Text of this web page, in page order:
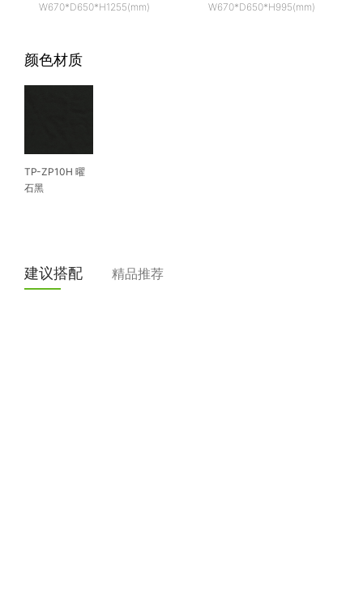
W670*D650*H1255(mm) W670*D650*H995(mm)
颜色材质
TP-ZP10H 曜
石黑
建议搭配 精品推荐